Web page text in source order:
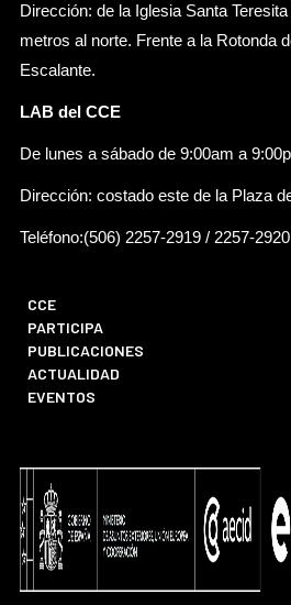
Dirección: de la Iglesia Santa
metros al norte. Frente a la Rotonda
Escalante.
LAB del CCE
De lunes a sábado de 9:00am a
Dirección: costado este de la Plaza
Teléfono:(506) 2257-2919 / 2257-
CCE
PARTICIPA
PUBLICACIONES
ACTUALIDAD
EVENTOS